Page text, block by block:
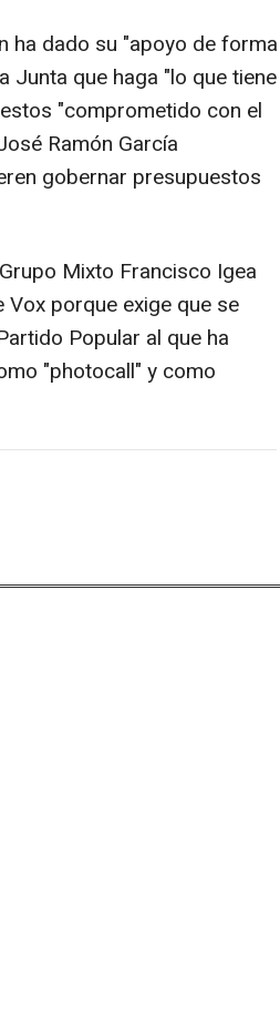
ha dado su "apoyo de forma
Junta que haga "lo que tiene
"comprometido con el
Ramón García
gobernar presupuestos
Mixto Francisco Igea
porque exige que se
Popular al que ha
"photocall" y como